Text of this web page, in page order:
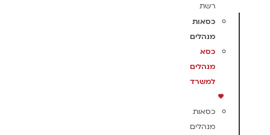
רשת
כסאות
מנהלים
כסא
מנהלים
למשרד
כסאות
מנהלים